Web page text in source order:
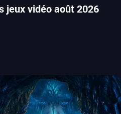
jeux vidéo août 2026